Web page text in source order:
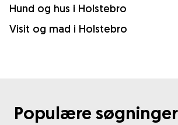
Hund og hus i Holstebro
Visit og mad i Holstebro
Populære